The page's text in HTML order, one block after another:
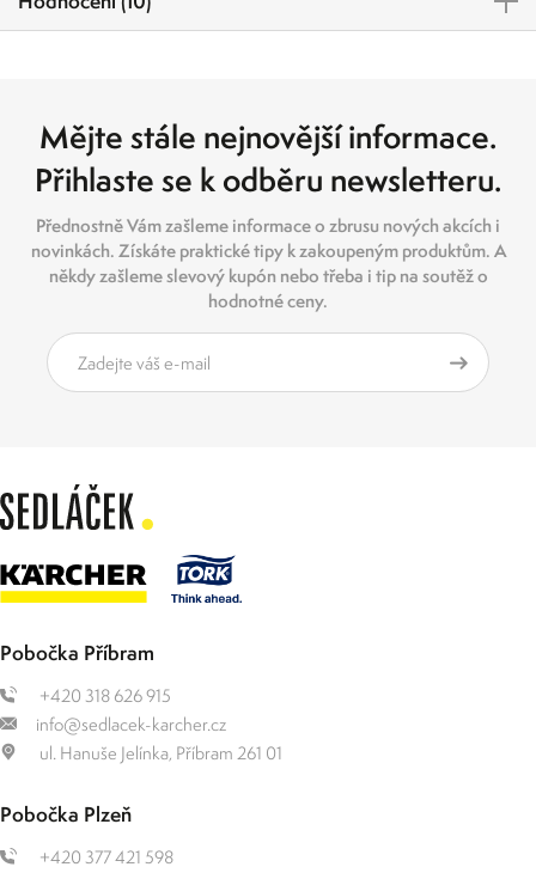
Mějte stále nejnovější informace.
Přihlaste se k odběru newsletteru.
Přednostně Vám zašleme informace o zbrusu nových akcích i
novinkách. Získáte praktické tipy k zakoupeným produktům. A
někdy zašleme slevový kupón nebo třeba i tip na soutěž o
hodnotné ceny.
Pobočka Příbram
+420 318 626 915
info@sedlacek-karcher.cz
ul. Hanuše Jelínka, Příbram 261 01
Pobočka Plzeň
+420 377 421 598